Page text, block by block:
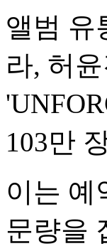
앨범 유
라, 허
103만
이는 예
문량을